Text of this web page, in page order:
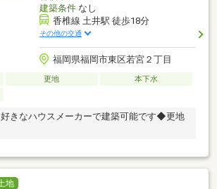
建築条件なし
香椎線 土井駅 徒歩18分
その他の交通
福岡県福岡市東区若宮２丁目
更地
本下水
きなハウスメーカーで建築可能です◆更地
地